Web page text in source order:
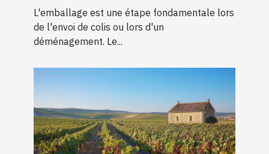
déménagement
L'emballage est une étape fondamentale lors
de l'envoi de colis ou lors d'un
déménagement. Le...